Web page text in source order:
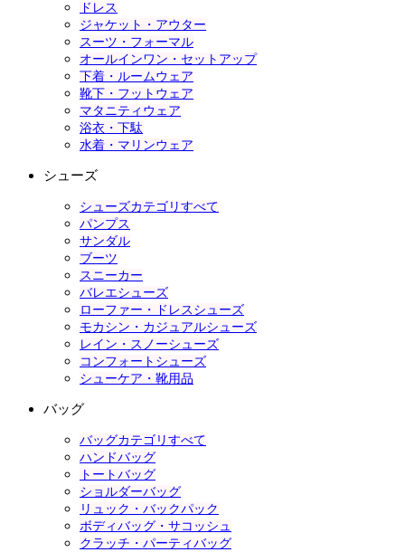
ドレス
ジャケット・アウター
スーツ・フォーマル
オールインワン・セットアップ
下着・ルームウェア
靴下・フットウェア
マタニティウェア
浴衣・下駄
水着・マリンウェア
シューズ
シューズカテゴリすべて
パンプス
サンダル
ブーツ
スニーカー
バレエシューズ
ローファー・ドレスシューズ
モカシン・カジュアルシューズ
レイン・スノーシューズ
コンフォートシューズ
シューケア・靴用品
バッグ
バッグカテゴリすべて
ハンドバッグ
トートバッグ
ショルダーバッグ
リュック・バックパック
ボディバッグ・サコッシュ
クラッチ・パーティバッグ